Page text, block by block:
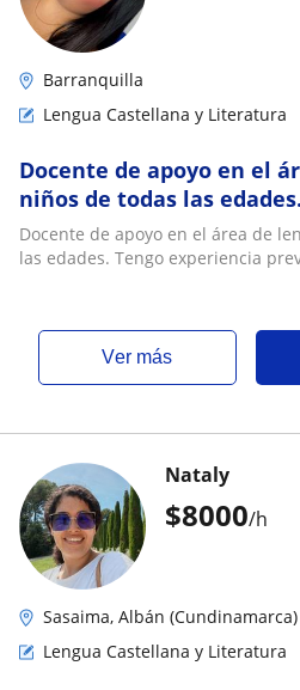
Barranquilla
Lengua Castellana y Literatura
Docente de apoyo en el
niños de todas las
previa
Docente de apoyo en el área de
las edades. Tengo experiencia
ver más
$8000/h
Nataly
Sasaima, Albán (Cundinamarca)
Lengua Castellana y Literatura